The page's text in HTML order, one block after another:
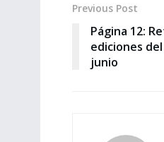
Previous Post
Página 12:
ediciones
junio